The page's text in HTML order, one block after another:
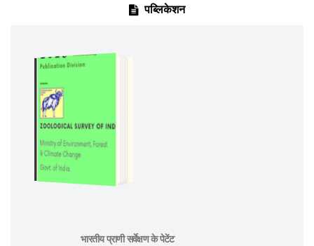
पब्लिकेशन
DOWNLOAD
भारतीय प्राणी सर्वेक्षण के पेटेंट